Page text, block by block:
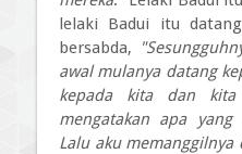
lelaki Badui itu
bersabda,
awal mulanya datang
kepada kita dan
mengatakan apa
Lalu aku